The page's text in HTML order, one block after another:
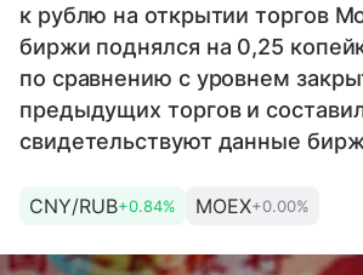
к рублю на открытии торгов
биржи поднялся на 0,25
по сравнению с уровнем
предыдущих торгов и
свидетельствуют данные
CNY/RUB+0.84% MOEX+0.00%